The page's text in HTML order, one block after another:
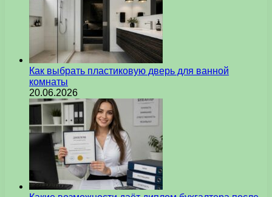
Как выбрать пластиковую дверь для ванной
комнаты
20.06.2026